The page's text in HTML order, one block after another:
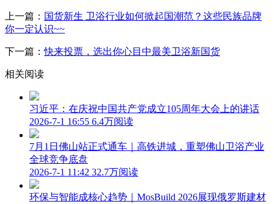
上一篇： 国货新生 卫浴行业如何掀起国潮范？这些民族品牌
你一定认识~~
下一篇：快来投票，选出你心目中最美卫浴新国货
相关阅读
习近平：在庆祝中国共产党成立105周年大会上的讲话
2026-7-1 16:55 6.4万阅读
7月1日佛山站正式通车｜高铁进城，重塑佛山卫浴产业
全球竞争底盘
2026-7-1 11:42 32.7万阅读
环保与智能成核心趋势｜MosBuild 2026展现俄罗斯建材